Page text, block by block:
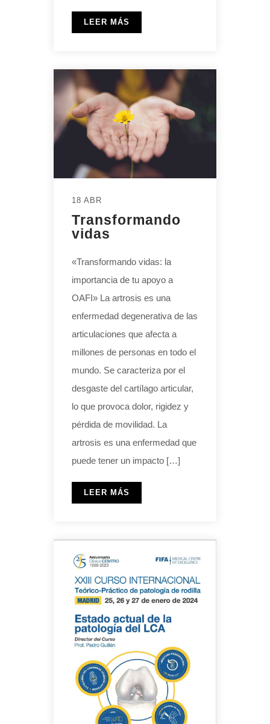
LEER MÁS
18 ABR
Transformando
vidas
«Transformando vidas: la
importancia de tu apoyo a
OAFI» La artrosis es una
enfermedad degenerativa de las
articulaciones que afecta a
millones de personas en todo el
mundo. Se caracteriza por el
desgaste del cartílago articular,
lo que provoca dolor, rigidez y
pérdida de movilidad. La
artrosis es una enfermedad que
puede tener un impacto […]
LEER MÁS